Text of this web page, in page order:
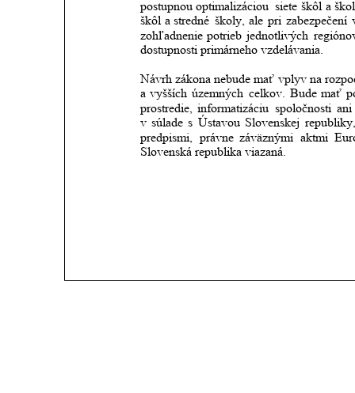
postupnou optimalizáciou siete škôl a
škôl a stredné školy, ale pri zabezpečení
zohľadnenie potrieb jednotlivých
dostupnosti primárneho vzdelávania.
Návrh zákona nebude mať vplyv na
a vyšších územných celkov. Bude mať
prostredie, informatizáciu spoločnosti ani
v súlade s Ústavou Slovenskej
predpismi,
právne záväznými aktmi
Slovenská republika viazaná.